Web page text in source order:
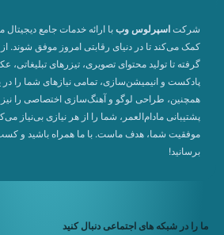
شرکت اسپرلوس وب با ارائه خدمات جامع
کمک می‌کند تا در دنیای رقابتی امروز موفق
گرفته تا تولید محتوای تصویری، تیزرهای
پادکست و انیمیشن‌سازی، تمامی نیازهای شما را در
همچنین، طراحی لوگو و آهنگ‌سازی اختصاصی را نیز
پشتیبانی مادام‌العمر، شما را از هر نیازی بی‌نیاز
موفقیت شما، هدف ماست. با ما همراه باشید و
برسانید!
ما را در شبکه های اجتماعی دنبال کنید